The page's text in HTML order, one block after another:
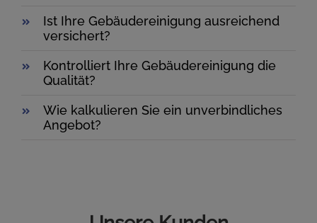
Ist Ihre Gebäudereinigung ausreichend
versichert?
Kontrolliert Ihre Gebäudereinigung die
Qualität?
Wie kalkulieren Sie ein unverbindliches
Angebot?